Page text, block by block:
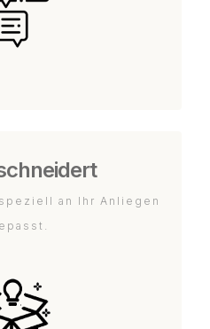
an Ihr Anliegen